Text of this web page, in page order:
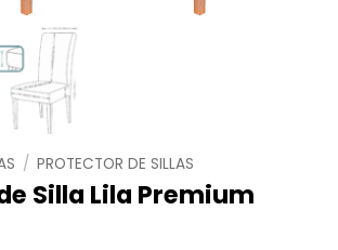
/ PROTECTOR DE SILLAS
Silla Lila Premium